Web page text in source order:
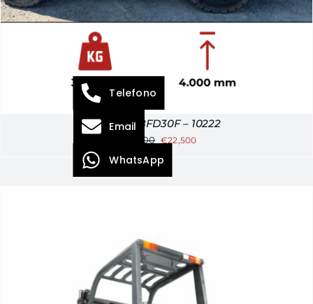
TOYOTA 8FD30F – 10222
25,000 €22,500
Telefono
Email
WhatsApp